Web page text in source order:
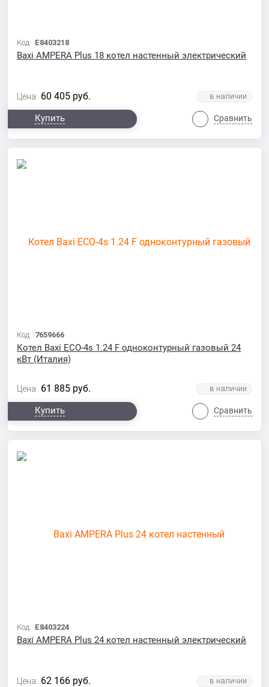
Код: E8403218
Baxi AMPERA Plus 18 котел настенный электрический
Цена: 60 405 руб.
Купить Сравнить
Код: 7659666
Котел Baxi ECO-4s 1.24 F одноконтурный газовый 24
кВт (Италия)
Цена: 61 885 руб.
Купить Сравнить
Код: E8403224
Baxi AMPERA Plus 24 котел настенный электрический
Цена: 62 166 руб.